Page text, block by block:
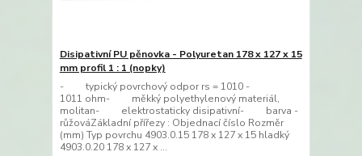
Disipativní PU pěnovka - Polyuretan 178 x 127 x 15
mm profil 1 : 1 (nopky)
- typický povrchový odpor rs = 1010 -
1011 ohm- měkký polyethylenový materiál,
molitan- elektrostaticky disipativní- barva -
růžováZákladní přířezy : Objednací číslo Rozměr
(mm) Typ povrchu 4903.0.15 178 x 127 x 15 hladký
4903.0.20 178 x 127 x ...